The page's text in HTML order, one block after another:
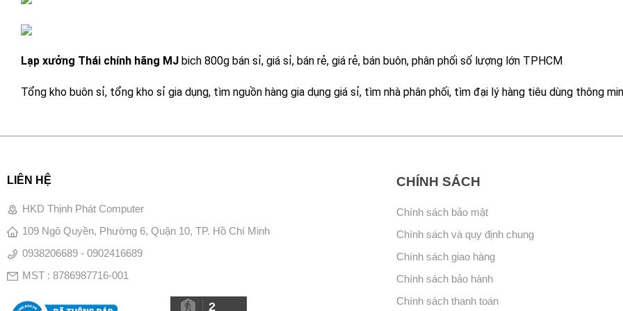
Lạp xưởng Thái chính hãng MJ bich 800g bán sỉ, giá sỉ, bán rẻ, giá rẻ, bán buôn, phân phối số lượng lớn TPHCM
Tổng kho buôn sỉ, tổng kho sỉ gia dụng, tìm nguồn hàng gia dụng giá sỉ, tìm nhà phân phối, tìm đại lý hàng tiêu dùng thông
LIÊN HỆ
HKD Thịnh Phát Computer
109 Ngô Quyền, Phường 6, Quận 10, TP. Hồ Chí Minh
0938206689 - 0902416689
MST : 8786987716-001
2
CHÍNH SÁCH
Chính sách bảo mật
Chính sách và quy định chung
Chính sách giao hàng
Chính sách bảo hành
Chính sách thanh toán